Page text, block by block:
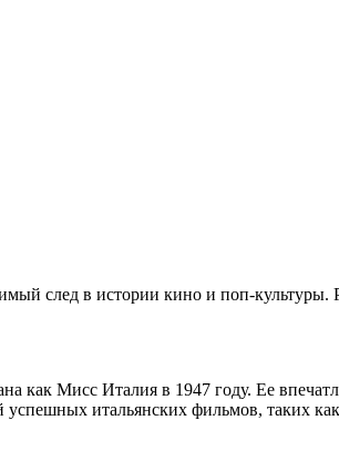
след в истории кино и поп-культуры.
как Мисс Италия в 1947 году. Ее
успешных итальянских фильмов, таких